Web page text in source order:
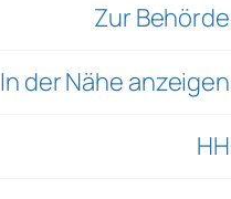
Zur Behörde
In der Nähe anzeigen
HH